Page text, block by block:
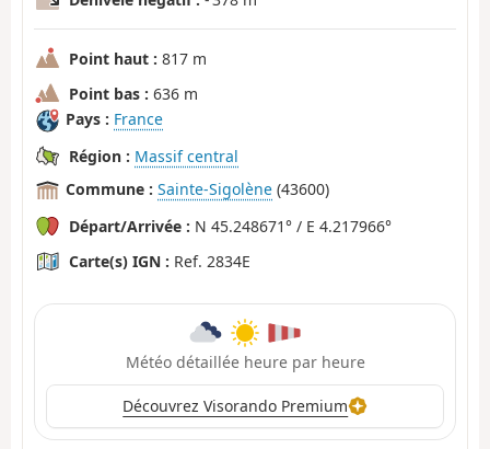
Point haut : 817 m
Point bas : 636 m
Pays : France
Région : Massif central
Commune : Sainte-Sigolène (43600)
Départ/Arrivée : N 45.248671° / E 4.217966°
Carte(s) IGN : Ref. 2834E
Météo détaillée heure par heure
Découvrez Visorando Premium